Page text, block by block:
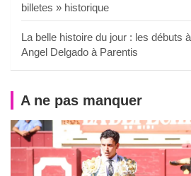
billetes » historique
La belle histoire du jour : les débuts
Angel Delgado à Parentis
A ne pas manquer